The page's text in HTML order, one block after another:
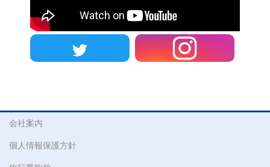
会社案内
個人情報保護方針